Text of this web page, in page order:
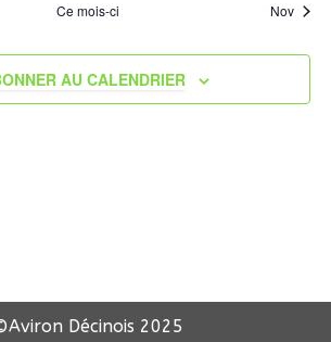
Ce mois-ci Nov
AU CALENDRIER
Décinois 2025